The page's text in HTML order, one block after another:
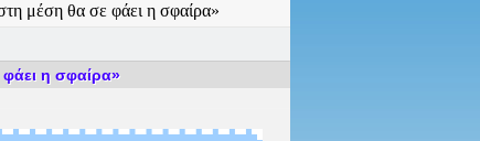
μέση θα σε φάει η σφαίρα»
η σφαίρα»